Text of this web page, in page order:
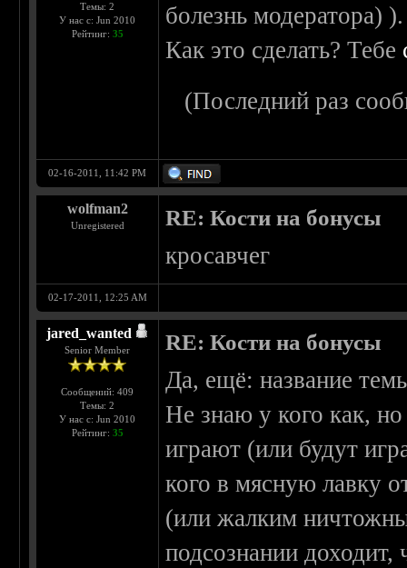
Темы: 2
У нас с: Jun 2010
Рейтинг: 35
болезнь модератора) ).
Как это сделать? Тебе
(Последний раз
02-16-2011, 11:42 PM
wolfman2
Unregistered RE: Кости на бонусы
кросавчег
02-17-2011, 12:25 AM
jared_wanted
Senior Member
Сообщений: 409
Темы: 2
У нас с: Jun 2010
Рейтинг: 35
RE: Кости на бонусы
Да, ещё: название
Не знаю у кого как,
играют (или будут
кого в мясную лавку
(или жалким
подсознании доходит,